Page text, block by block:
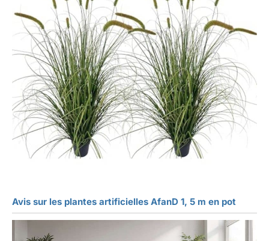
Avis sur les plantes artificielles AfanD 1, 5 m en pot